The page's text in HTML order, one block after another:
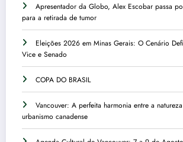
Apresentador da Globo, Alex Escobar passa
para a retirada de tumor
Eleições 2026 em Minas Gerais: O Cenário
Vice e Senado
COPA DO BRASIL
Vancouver: A perfeita harmonia entre a
urbanismo canadense